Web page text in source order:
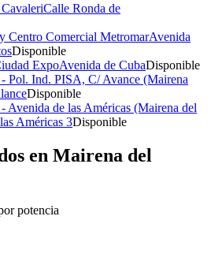
Calle Ronda de
Centro Comercial MetromarAvenida
Disponible
ExpoAvenida de CubaDisponible
Pol. Ind. PISA, C/ Avance (Mairena
Disponible
de las Américas (Mairena del
Américas 3Disponible
en Mairena del
potencia